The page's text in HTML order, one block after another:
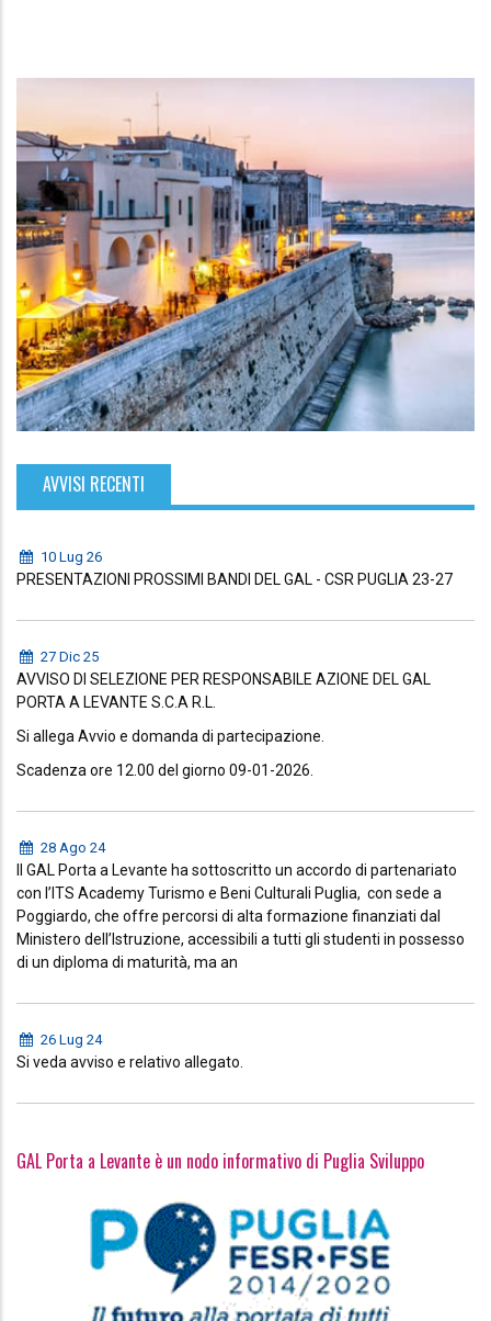
AVVISI RECENTI
10 Lug 26
PRESENTAZIONI PROSSIMI BANDI DEL GAL - CSR PUGLIA 23-27
27 Dic 25
AVVISO DI SELEZIONE PER RESPONSABILE AZIONE DEL GAL
PORTA A LEVANTE S.C.A R.L.
Si allega Avvio e domanda di partecipazione.
Scadenza ore 12.00 del giorno 09-01-2026.
28 Ago 24
Il GAL Porta a Levante ha sottoscritto un accordo di partenariato
con l’ITS Academy Turismo e Beni Culturali Puglia, con sede a
Poggiardo, che offre percorsi di alta formazione finanziati dal
Ministero dell’Istruzione, accessibili a tutti gli studenti in possesso
di un diploma di maturità, ma an
26 Lug 24
Si veda avviso e relativo allegato.
GAL Porta a Levante è un nodo informativo di Puglia Sviluppo